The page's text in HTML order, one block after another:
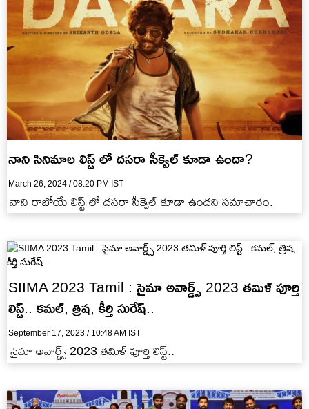
నాని సినిమాల లిస్ట్ లో దసరా సీక్వెల్ కూడా ఉందా?
March 26, 2024 / 08:20 PM IST
నాని రాబోయే లిస్ట్ లో దసరా సీక్వెల్ కూడా ఉందని సమాచారం.
SIIMA 2023 Tamil : సైమా అవార్డ్స్‌ 2023 తమిళ్ పూర్తి
లిస్ట్.. కమల్, త్రిష, కీర్తి సురేష్..
September 17, 2023 / 10:48 AM IST
సైమా అవార్డ్స్‌ 2023 తమిళ్ పూర్తి లిస్ట్..